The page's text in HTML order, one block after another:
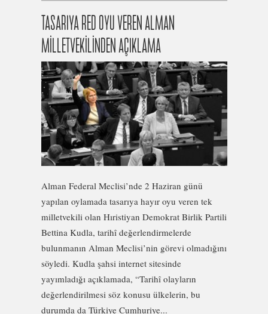
TASARIYA RED OYU VEREN ALMAN
MİLLETVEKİLİNDEN AÇIKLAMA
Alman Federal Meclisi’nde 2 Haziran günü
yapılan oylamada tasarıya hayır oyu veren tek
milletvekili olan Hıristiyan Demokrat Birlik Partili
Bettina Kudla, tarihî değerlendirmelerde
bulunmanın Alman Meclisi’nin görevi olmadığını
söyledi. Kudla şahsi internet sitesinde
yayımladığı açıklamada, “Tarihî olayların
değerlendirilmesi söz konusu ülkelerin, bu
durumda da Türkiye Cumhuriye...